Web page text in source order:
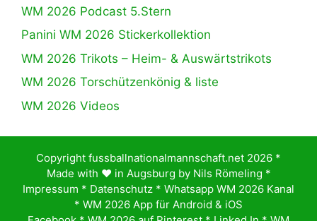
WM 2026 Podcast 5.Stern
Panini WM 2026 Stickerkollektion
WM 2026 Trikots – Heim- & Auswärtstrikots
WM 2026 Torschützenkönig & liste
WM 2026 Videos
Copyright fussballnationalmannschaft.net 2026 *
Made with ♥️ in Augsburg by Nils Römeling *
Impressum * Datenschutz * Whatsapp WM 2026 Kanal
* WM 2026 App für Android & iOS